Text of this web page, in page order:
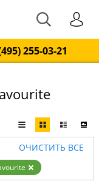
255-03-21
ОЧИСТИТЬ ВСЕ